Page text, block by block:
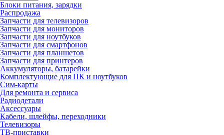
Блоки питания, зарядки
Распродажа
Запчасти для телевизоров
Запчасти для мониторов
Запчасти для ноутбуков
Запчасти для смартфонов
Запчасти для планшетов
Запчасти для принтеров
Аккумуляторы, батарейки
Комплектующие для ПК и ноутбуков
Сим-карты
Для ремонта и сервиса
Радиодетали
Аксессуары
Кабели, шлейфы, переходники
Телевизоры
ТВ-приставки